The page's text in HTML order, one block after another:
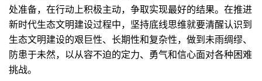
处准备，在行动上积极主动，争取实现最好的结果。在推进
新时代生态文明建设过程中，坚持底线思维就要清醒认识到
生态文明建设的艰巨性、长期性和复杂性，做到未雨绸缪、
防患于未然，以从容不迫的定力、勇气和信心面对各种困难
挑战。